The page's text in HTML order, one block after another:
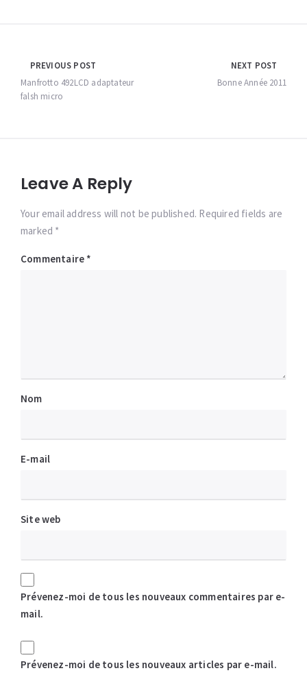
Navigation
de
PREVIOUS POST
Manfrotto 492LCD adaptateur
falsh micro
NEXT POST
Bonne Année 2011
Leave A Reply
Your email address will not be published. Required fields are
marked *
Commentaire *
Nom
E-mail
Site web
Prévenez-moi de tous les nouveaux commentaires par e-
mail.
Prévenez-moi de tous les nouveaux articles par e-mail.